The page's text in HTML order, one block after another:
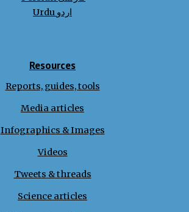
Urdu اردو
Resources
Reports, guides, tools
Media articles
Infographics & Images
Videos
Tweets &threads
Science articles